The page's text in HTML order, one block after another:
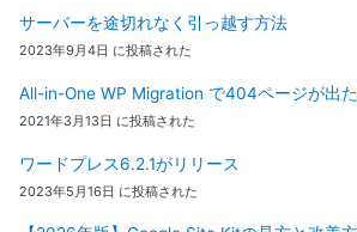
サーバーを途切れなく引っ越す方法
2023年9月4日 に投稿された
All-in-One WP Migration で404ページが出
2021年3月13日 に投稿された
ワードプレス6.2.1がリリース
2023年5月16日 に投稿された